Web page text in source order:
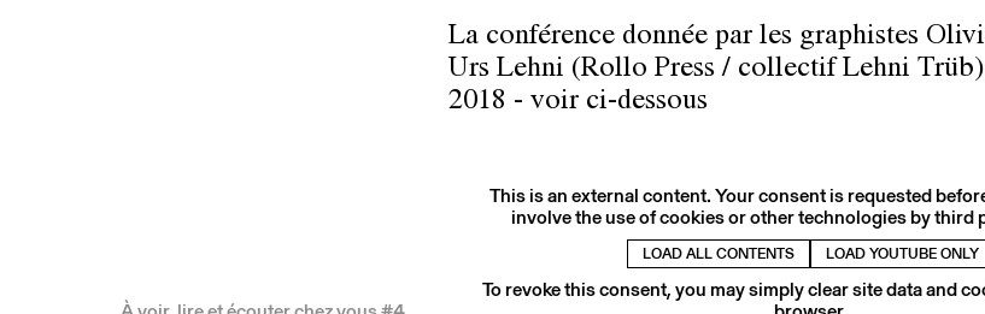
La conférence donnée par les graphistes
Urs Lehni (Rollo Press / collectif Lehni
2018 - voir ci-dessous
This is an external content. Your consent is requested
involve the use of cookies or other technologies by third
LOAD ALL CONTENTS LOAD YOUTUBE ONLY
To revoke this consent, you may simply clear site data and